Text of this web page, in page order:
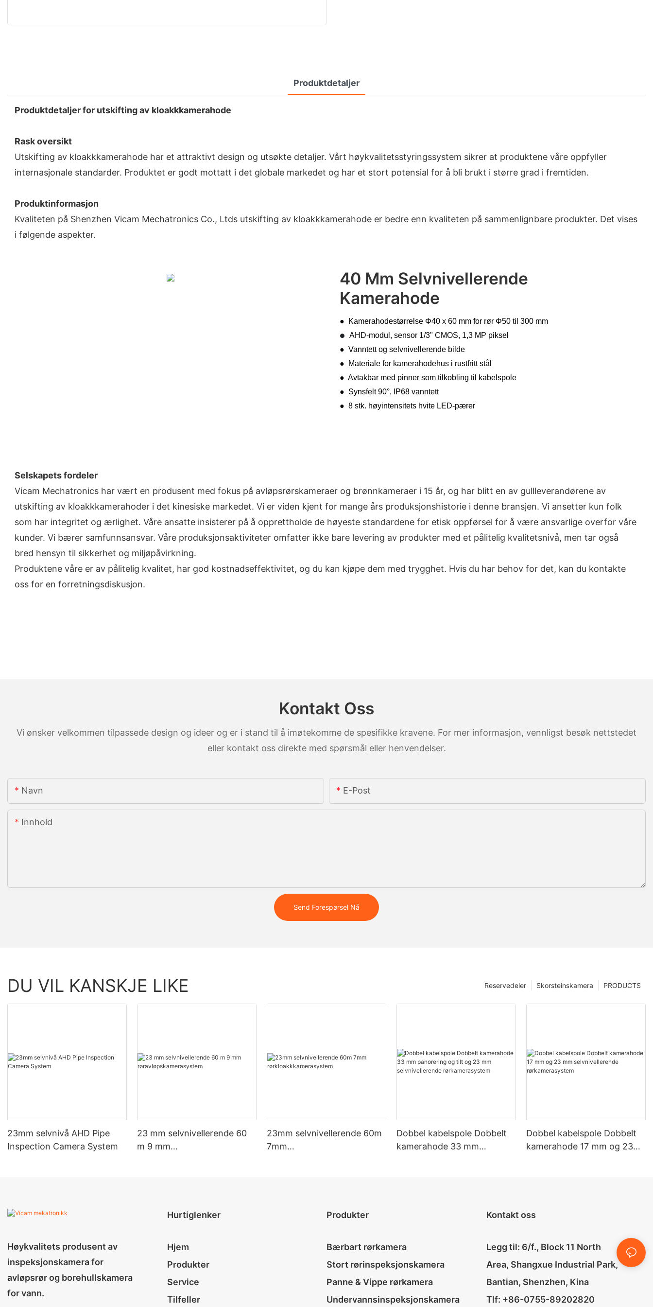
Produktdetaljer
Produktdetaljer for utskifting av kloakkkamerahode
Rask oversikt
Utskifting av kloakkkamerahode har et attraktivt design og utsøkte detaljer. Vårt høykvalitetsstyringssystem sikrer at produktene våre oppfyller
internasjonale standarder. Produktet er godt mottatt i det globale markedet og har et stort potensial for å bli brukt i større grad i fremtiden.
Produktinformasjon
Kvaliteten på Shenzhen Vicam Mechatronics Co., Ltds utskifting av kloakkkamerahode er bedre enn kvaliteten på sammenlignbare produkter. Det vises
i følgende aspekter.
40 Mm Selvnivellerende
Kamerahode
● Kamerahodestørrelse Φ40 x 60 mm for rør Φ50 til 300 mm
●
AHD-modul, sensor 1/3" CMOS, 1,3 MP piksel
● Vanntett og selvnivellerende bilde
● Materiale for kamerahodehus i rustfritt stål
● Avtakbar med pinner som tilkobling til kabelspole
● Synsfelt 90°, IP68 vanntett
● 8 stk. høyintensitets hvite LED-pærer
Selskapets fordeler
Vicam Mechatronics har vært en produsent med fokus på avløpsrørskameraer og brønnkameraer i 15 år, og har blitt en av gullleverandørene av
utskifting av kloakkkamerahoder i det kinesiske markedet. Vi er viden kjent for mange års produksjonshistorie i denne bransjen. Vi ansetter kun folk
som har integritet og ærlighet. Våre ansatte insisterer på å opprettholde de høyeste standardene for etisk oppførsel for å være ansvarlige overfor våre
kunder. Vi bærer samfunnsansvar. Våre produksjonsaktiviteter omfatter ikke bare levering av produkter med et pålitelig kvalitetsnivå, men tar også
bred hensyn til sikkerhet og miljøpåvirkning.
Produktene våre er av pålitelig kvalitet, har god kostnadseffektivitet, og du kan kjøpe dem med trygghet. Hvis du har behov for det, kan du kontakte
oss for en forretningsdiskusjon.
Kontakt Oss
Vi ønsker velkommen tilpassede design og ideer og er i stand til å imøtekomme de spesifikke kravene. For mer informasjon, vennligst besøk nettstedet
eller kontakt oss direkte med spørsmål eller henvendelser.
Navn E-Post
Innhold
Send Forespørsel Nå
DU VIL KANSKJE LIKE PRODUCTS
Skorsteinskamera
Reservedeler
23mm selvnivå AHD Pipe
Inspection Camera System
23 mm selvnivellerende 60
m 9 mm
23mm selvnivellerende 60m
7mm
Dobbel kabelspole Dobbelt
kamerahode 33 mm
Dobbel kabelspole Dobbelt
kamerahode 17 mm og 23
Høykvalitets produsent av
inspeksjonskamera for
avløpsrør og borehullskamera
for vann.
Hurtiglenker
Hjem
Produkter
Service
Tilfeller
Produkter
Bærbart rørkamera
Stort rørinspeksjonskamera
Panne & Vippe rørkamera
Undervannsinspeksjonskamera
Kontakt oss
Legg til: 6/f., Block 11 North
Area, Shangxue Industrial Park,
Bantian, Shenzhen, Kina
Tlf: +86-0755-89202820